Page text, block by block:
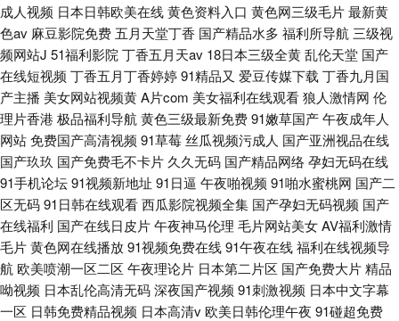
成人视频 日本日韩欧美在线黄色资料入口 黄色网三级毛片最新黄
色av 麻豆影院免费 五月天堂丁香 国产精品水多 福利所导航 三级视
频网站J 51福利影院 丁香五月天av 18日本三级全黄乱伦天堂 国产
在线短视频 丁香五月丁香婷婷91精品又 爱豆传媒下载 丁香九月国
产主播 美女网站视频黄A片com 美女福利在线观看狼人激情网 伦
理片香港 极品福利导航 黄色三级最新免费91嫩草国产午夜成年人
网站免费国产高清视频 91草莓丝瓜视频污成人 国产亚洲视品在线
国产玖玖 国产免费毛不卡片 久久无码 国产精品网络 孕妇无码在线
91手机论坛91视频新地址 91日逼 午夜啪视频 91啪水蜜桃网 国产二
区无码91日韩在线观看西瓜影院视频全集 国产孕妇无码视频 国产
在线福利 国产在线日皮片午夜神马伦理 毛片网站美女AV福利激情
毛片黄色网在线播放91视频免费在线91午夜在线福利在线视频导
航 欧美喷潮一区二区 午夜理论片 日本第二片区 国产免费大片精品
呦视频 日本乱伦高清无码深夜国产视频 91刺激视频 日本中文字幕
一区 日韩免费精品视频 日本高清v 欧美日韩伦理午夜 91碰超免费